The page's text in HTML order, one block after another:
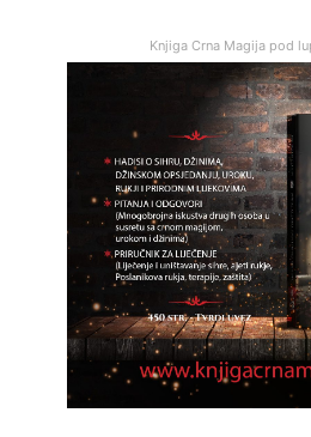
Knjiga Crna Magija pod